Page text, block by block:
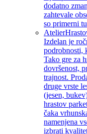
dodatno
zahtevale
so primerni
Atelier
Izdelan je
podrobnosti,
Tako gre za
dovršenost,
trajnost.
druge vrste
(jesen,
hrastov
čaka
namenjena
izbrati